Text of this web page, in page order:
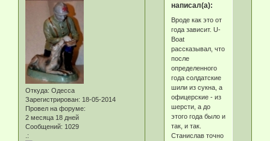
Откуда: Одесса
Зарегистрирован: 18-05-2014
Провел на форуме:
2 месяца 18 дней
Сообщений: 1029
.:
написал(а):
Вроде как это от
года зависит. U-
Boat
рассказывал, что
после
определенного
года солдатские
шили из сукна, а
офицерские - из
шерсти, а до
этого года было и
так, и так.
Станислав точно